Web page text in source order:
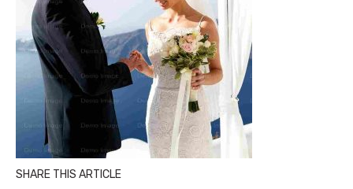
SHARE THIS ARTICLE